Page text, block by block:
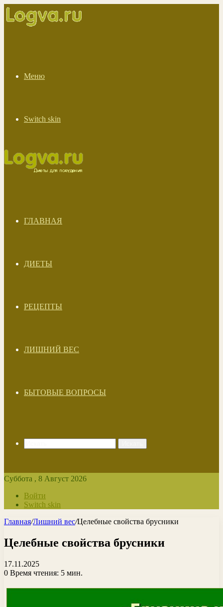
Меню
Switch skin
ГЛАВНАЯ
ДИЕТЫ
РЕЦЕПТЫ
ЛИШНИЙ ВЕС
БЫТОВЫЕ ВОПРОСЫ
Суббота , 8 Август 2026
Войти
Switch skin
Главная/Лишний вес/Целебные свойства брусники
Целебные свойства брусники
17.11.2025
0 Время чтения: 5 мин.